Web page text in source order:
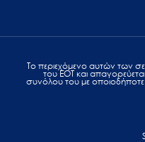
Το περιεχόμενο αυτών των
του ΕΟΤ και
συνόλου του με